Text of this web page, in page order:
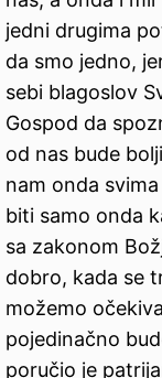
jedni drugima
da smo jedno,
sebi blagoslov
Gospod da
od nas bude
nam onda
biti samo onda
sa zakonom
dobro, kada se
možemo
pojedinačno
poručio je